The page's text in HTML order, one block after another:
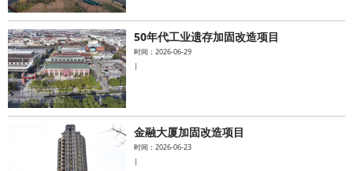
50年代工业遗存加固改造项目
时间：2026-06-29
|
金融大厦加固改造项目
时间：2026-06-23
|